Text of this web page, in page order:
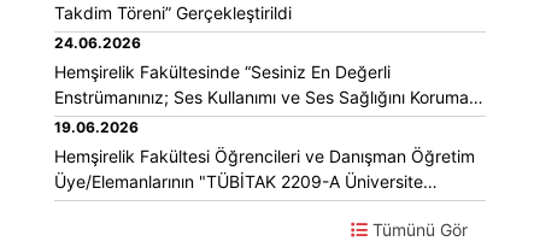
Takdim Töreni” Gerçekleştirildi
24.06.2026
Hemşirelik Fakültesinde “Sesiniz En Değerli
Enstrümanınız; Ses Kullanımı ve Ses Sağlığını Koruma ”
Etkinliği Gerçekleştirildi
19.06.2026
Hemşirelik Fakültesi Öğrencileri ve Danışman Öğretim
Üye/Elemanlarının "TÜBİTAK 2209-A Üniversite
Öğrencileri Araştırma Projeleri Destekleme Programı"
Tümünü Gör